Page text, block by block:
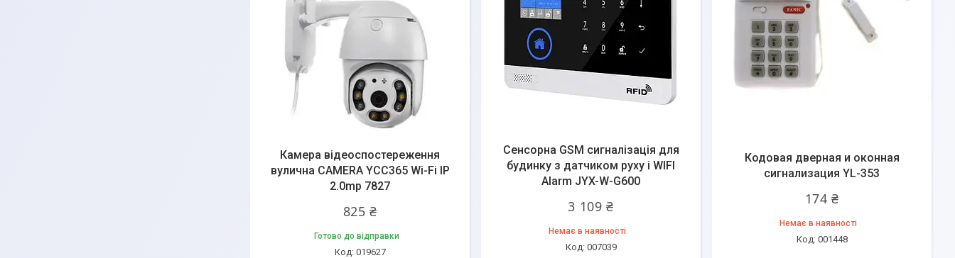
Камера відеоспостереження
вулична CAMERA YCC365 Wi-Fi IP
2.0mp 7827
825 ₴
Готово до відправки
019627
Сенсорна GSM сигналізація для
будинку з датчиком руху і WIFI
Alarm JYX-W-G600
3 109 ₴
Немає в наявності
007039
Кодовая дверная и оконная
сигнализация YL-353
174 ₴
Немає в наявності
001448